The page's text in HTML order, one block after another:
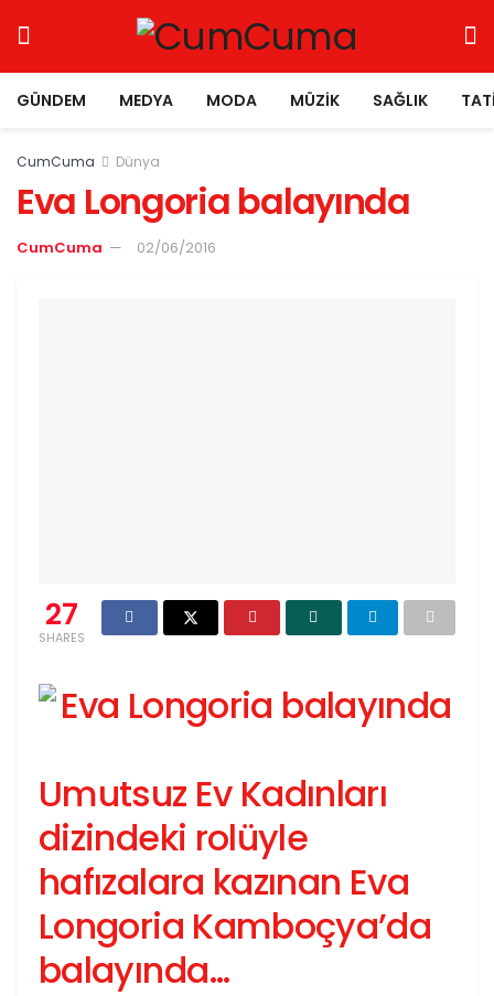
GÜNDEM MEDYA MODA MÜZIK SAĞLIK
CumCuma Dünya
Eva Longoria balayında
CumCuma 02/06/2016
27
SHARES
Umutsuz Ev Kadınları
dizindeki rolüyle
hafızalara kazınan Eva
Longoria Kamboçya’da
balayında…